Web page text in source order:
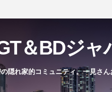
＆BDジャ
れ家的コミュニティ。一見さん